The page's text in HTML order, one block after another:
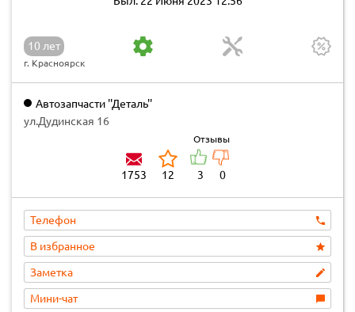
10 лет
г. Красноярск
Автозапчасти ''Деталь''
ул.Дудинская 16
1753 12
Отзывы
3 0
Телефон
В избранное
Заметка
Мини-чат